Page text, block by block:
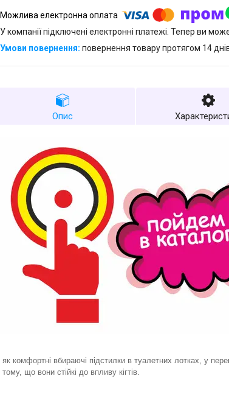
У компанії підключені електронні платежі. Тепер ви
повернення товару протягом 14
Опис
як комфортні вбираючі підстилки в туалетних лотках, у
тому, що вони стійкі до впливу кігтів.